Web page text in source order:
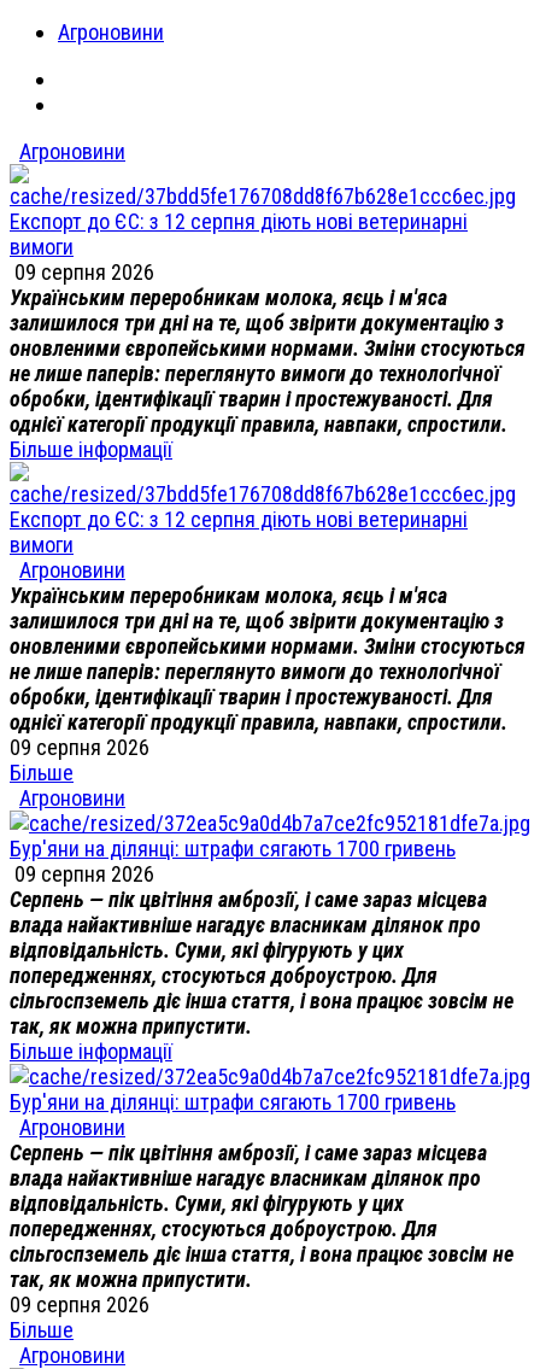
Агроновини
Агроновини
Експорт до ЄС: з 12 серпня діють нові ветеринарні
вимоги
09 серпня 2026
Українським переробникам молока, яєць і м'яса
залишилося три дні на те, щоб звірити документацію з
оновленими європейськими нормами. Зміни стосуються
не лише паперів: переглянуто вимоги до технологічної
обробки, ідентифікації тварин і простежуваності. Для
однієї категорії продукції правила, навпаки, спростили.
Більше інформації
Експорт до ЄС: з 12 серпня діють нові ветеринарні
вимоги
Агроновини
Українським переробникам молока, яєць і м'яса
залишилося три дні на те, щоб звірити документацію з
оновленими європейськими нормами. Зміни стосуються
не лише паперів: переглянуто вимоги до технологічної
обробки, ідентифікації тварин і простежуваності. Для
однієї категорії продукції правила, навпаки, спростили.
09 серпня 2026
Більше
Агроновини
Бур'яни на ділянці: штрафи сягають 1700 гривень
09 серпня 2026
Серпень — пік цвітіння амброзії, і саме зараз місцева
влада найактивніше нагадує власникам ділянок про
відповідальність. Суми, які фігурують у цих
попередженнях, стосуються доброустрою. Для
сільгоспземель діє інша стаття, і вона працює зовсім не
так, як можна припустити.
Більше інформації
Бур'яни на ділянці: штрафи сягають 1700 гривень
Агроновини
Серпень — пік цвітіння амброзії, і саме зараз місцева
влада найактивніше нагадує власникам ділянок про
відповідальність. Суми, які фігурують у цих
попередженнях, стосуються доброустрою. Для
сільгоспземель діє інша стаття, і вона працює зовсім не
так, як можна припустити.
09 серпня 2026
Більше
Агроновини